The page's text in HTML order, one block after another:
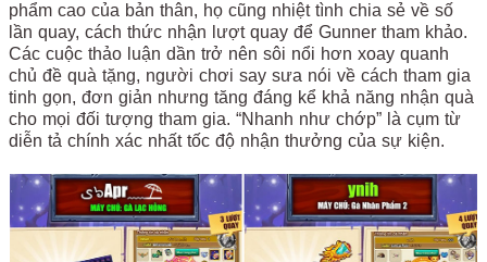
phẩm cao của bản thân, họ cũng nhiệt tình chia sẻ về số
lần quay, cách thức nhận lượt quay để Gunner tham khảo.
Các cuộc thảo luận dần trở nên sôi nổi hơn xoay quanh
chủ đề quà tặng, người chơi say sưa nói về cách tham gia
tinh gọn, đơn giản nhưng tăng đáng kể khả năng nhận quà
cho mọi đối tượng tham gia. “Nhanh như chớp” là cụm từ
diễn tả chính xác nhất tốc độ nhận thưởng của sự kiện.